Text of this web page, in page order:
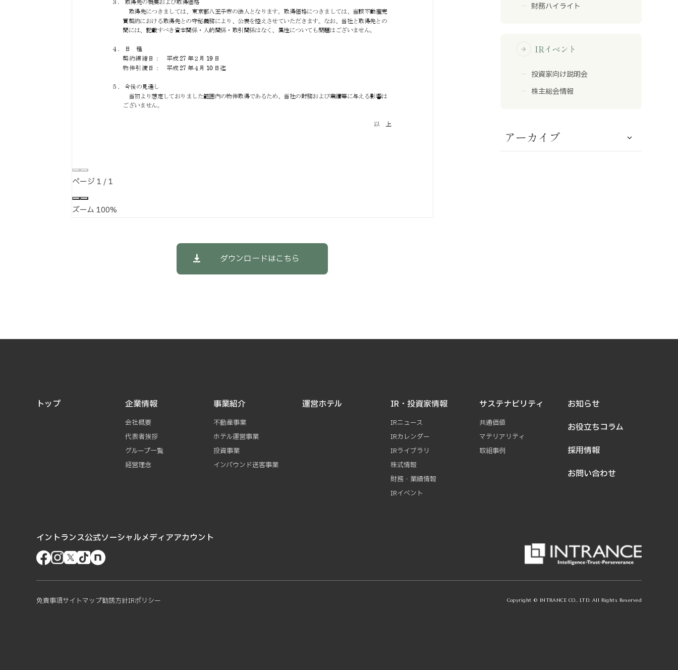
ページ 1 /1
ズーム 100%
ダウンロードはこちら
財務ハイライト
arrow_forward IRイベント
投資家向け説明会
株主総会情報
アーカイブ
トップ 企業情報
会社概要
代表者挨拶
グループ一覧
経営理念
事業紹介
不動産事業
ホテル運営事業
投資事業
インバウンド送客事業
運営ホテル IR・投資家情報
IRニュース
IRカレンダー
IRライブラリ
株式情報
財務・業績情報
IRイベント
サステナビリティ
共通価値
マテリアリティ
取組事例
お知らせ
お役立ちコラム
採用情報
お問い合わせ
イントランス公式ソーシャルメディアアカウント
免責事項サイトマップ勧誘方針IRポリシー Copyright © INTRANCE CO., LTD. All Rights Reserved